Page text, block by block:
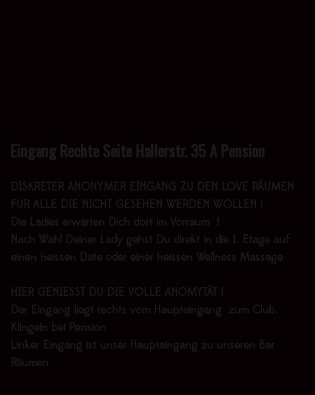
Eingang Rechte Seite Hallerstr. 35 A Pension
DISKRETER ANONYMER EINGANG ZU DEN LOVE RÄUMEN
FÜR ALLE DIE NICHT GESEHEN WERDEN WOLLEN !
Die Ladies erwarten Dich dort im Vorraum !
Nach Wahl Deiner Lady gehst Du direkt in die 1. Etage auf
einen heissen Date oder einer heissen Wellness Massage
HIER GENIESST DU DIE VOLLE ANOMYTÄT !
Der Eingang liegt rechts vom Haupteingang zum Club.
Klingeln bei Pension
Linker Eingang ist unser Haupteingang zu unseren Bar
Räumen